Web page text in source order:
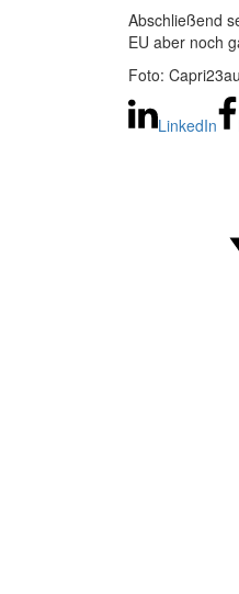
Abschließend
EU aber noch
Foto:
LinkedIn